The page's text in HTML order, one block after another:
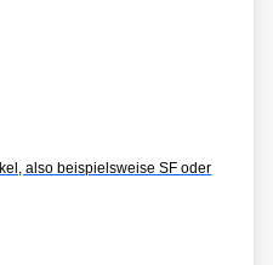
also beispielsweise SF oder